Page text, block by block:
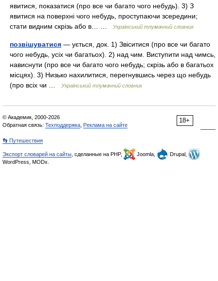
явитися, показатися (про все чи багато чого небудь). 3) З
явитися на поверхні чого небудь, проступаючи зсередини;
стати видним скрізь або в… …
Український тлумачний словник
позвішуватися — ується, док. 1) Звіситися (про все чи багато
чого небудь, усіх чи багатьох). 2) над чим. Виступити над чимсь,
нависнути (про все чи багато чого небудь; скрізь або в багатьох
місцях). 3) Низько нахилитися, перегнувшись через що небудь
(про всіх чи …
Український тлумачний словник
18+
© Академик, 2000-2026
Обратная связь: Техподдержка Реклама на сайте
👣 Путешествия
Экспорт словарей на сайты , сделанные на PHP, Joomla,
Drupal,
WordPress, MODx.